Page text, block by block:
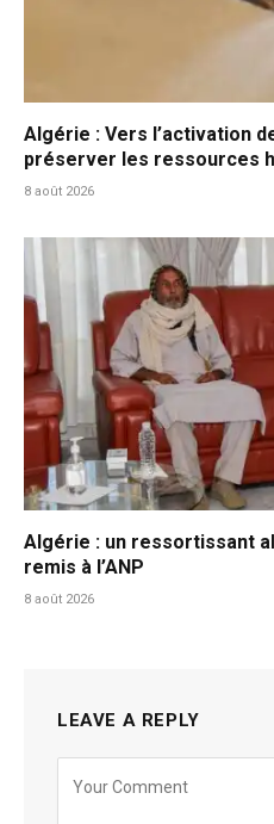
Algérie : Vers l’activation
préserver les ressources
8 août 2026
Algérie : un ressortissant
remis à l’ANP
8 août 2026
LEAVE A REPLY